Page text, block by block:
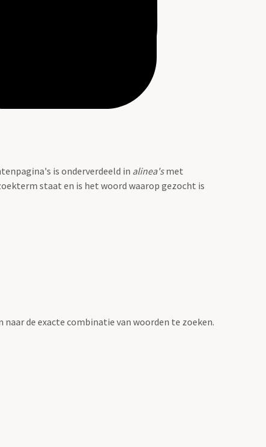
is onderverdeeld in alinea'smet
staat en is het woord waarop gezocht is
de exacte combinatie van woorden te zoeken.